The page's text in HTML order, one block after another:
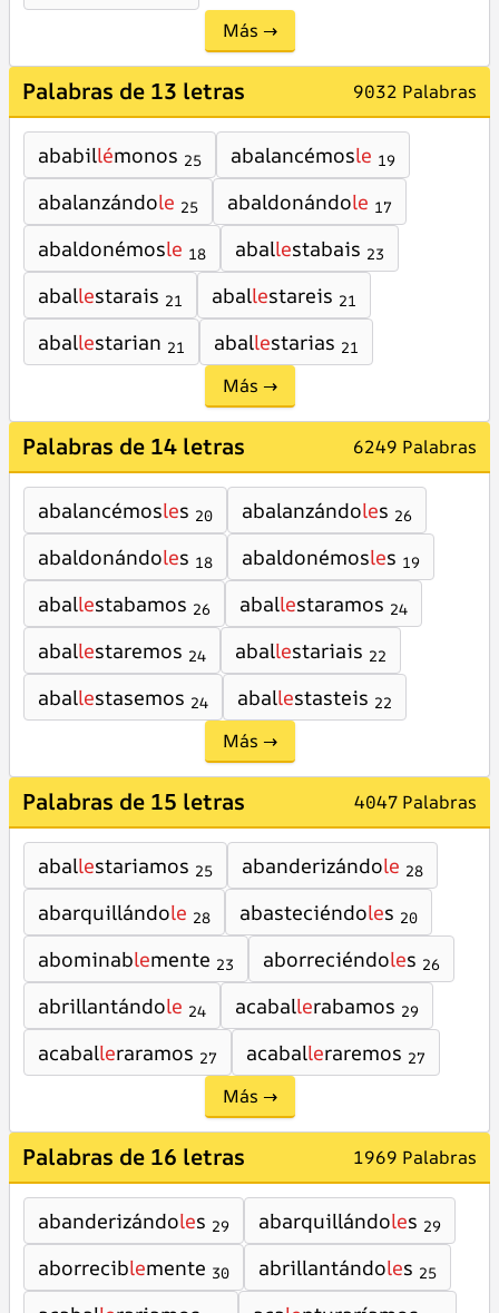
Más →
Palabras de 13 letras 9032 Palabras
ababillémonos 25 abalancémosle 19
abalanzándole 25 abaldonándole 17
abaldonémosle 18 aballestabais 23
aballestarais 21 aballestareis 21
aballestarian 21 aballestarias 21
Más →
Palabras de 14 letras 6249 Palabras
abalancémosles 20 abalanzándoles 26
abaldonándoles 18 abaldonémosles 19
aballestabamos 26 aballestaramos 24
aballestaremos 24 aballestariais 22
aballestasemos 24 aballestasteis 22
Más →
Palabras de 15 letras 4047 Palabras
aballestariamos 25 abanderizándole 28
abarquillándole 28 abasteciéndoles 20
abominablemente 23 aborreciéndoles 26
abrillantándole 24 acaballerabamos 29
acaballeraramos 27 acaballeraremos 27
Más →
Palabras de 16 letras 1969 Palabras
abanderizándoles 29 abarquillándoles 29
aborreciblemente 30 abrillantándoles 25